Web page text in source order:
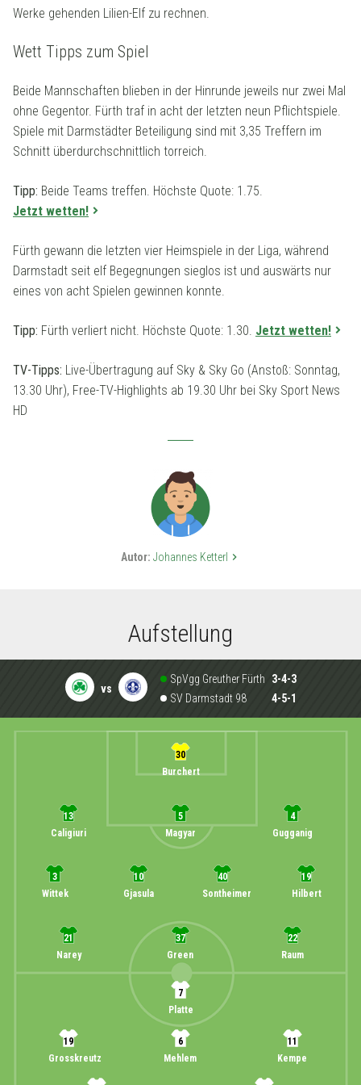
Werke gehenden Lilien-Elf zu rechnen.
Wett Tipps zum Spiel
Beide Mannschaften blieben in der Hinrunde jeweils nur zwei Mal
ohne Gegentor. Fürth traf in acht der letzten neun Pflichtspiele.
Spiele mit Darmstädter Beteiligung sind mit 3,35 Treffern im
Schnitt überdurchschnittlich torreich.
Tipp: Beide Teams treffen. Höchste Quote: 1.75.
Jetzt wetten!
Fürth gewann die letzten vier Heimspiele in der Liga, während
Darmstadt seit elf Begegnungen sieglos ist und auswärts nur
eines von acht Spielen gewinnen konnte.
Tipp: Fürth verliert nicht. Höchste Quote: 1.30. Jetzt wetten!
TV-Tipps: Live-Übertragung auf Sky & Sky Go (Anstoß: Sonntag,
13.30 Uhr), Free-TV-Highlights ab 19.30 Uhr bei Sky Sport News
HD
Autor: Johannes Ketterl keyboard_arrow_right
Aufstellung
vs
SpVgg Greuther Fürth
SV Darmstadt 98
3-4-3
4-5-1
30
Burchert
4
Gugganig
5
Magyar
13
Caligiuri
19
Hilbert
40
Sontheimer
10
Gjasula
3
Wittek
22
Raum
37
Green
21
Narey
7
Platte
11
Kempe
6
Mehlem
19
Grosskreutz